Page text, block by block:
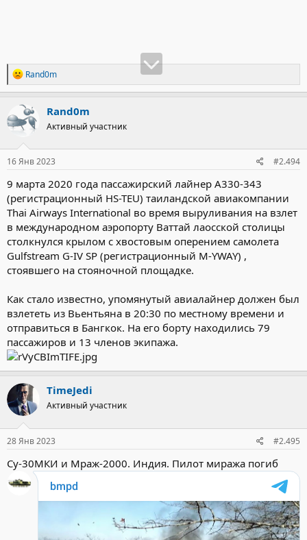
Р
е
а
к
ц
и
:
Rand0m
Rand0m
Активный участник
16 Янв 2023 #2.494
9 марта 2020 года пассажирский лайнер А330-343
(регистрационный HS-TEU) таиландской авиакомпании
Thai Airways International во время выруливания на взлет
в международном аэропорту Ваттай лаосской столицы
столкнулся крылом с хвостовым оперением самолета
Gulfstream G-IV SP (регистрационный M-YWAY) ,
стоявшего на стояночной площадке.
Как стало известно, упомянутый авиалайнер должен был
взлететь из Вьентьяна в 20:30 по местному времени и
отправиться в Бангкок. На его борту находились 79
пассажиров и 13 членов экипажа.
TimeJedi
Активный участник
28 Янв 2023 #2.495
Су-30МКИ и Мраж-2000. Индия. Пилот миража погиб